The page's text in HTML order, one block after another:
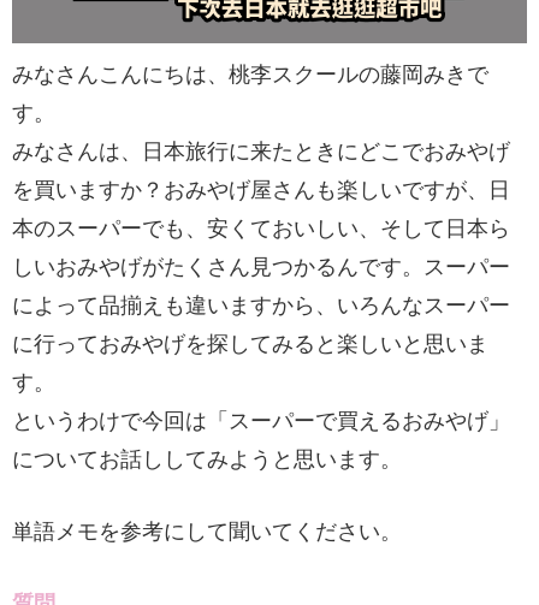
みなさんこんにちは、桃李スクールの藤岡みきで
す。
みなさんは、日本旅行に来たときにどこでおみやげ
を買いますか？おみやげ屋さんも楽しいですが、日
本のスーパーでも、安くておいしい、そして日本ら
しいおみやげがたくさん見つかるんです。スーパー
によって品揃えも違いますから、いろんなスーパー
に行っておみやげを探してみると楽しいと思いま
す。
というわけで今回は「スーパーで買えるおみやげ」
についてお話ししてみようと思います。
単語メモを参考にして聞いてください。